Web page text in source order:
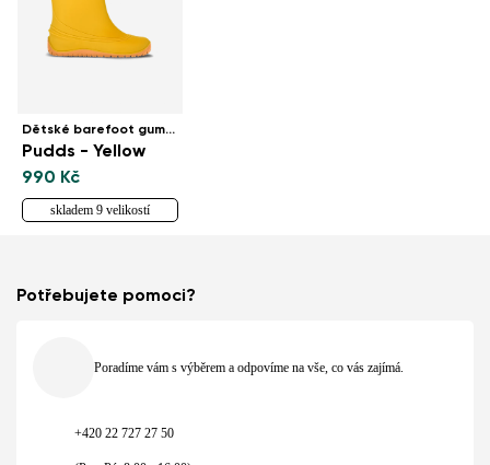
Dětské barefoot gumáky
Pudds - Yellow
990 Kč
skladem 9 velikostí
Potřebujete pomoci?
Poradíme vám s výběrem a odpovíme na vše, co vás zajímá.
+420 22 727 27 50